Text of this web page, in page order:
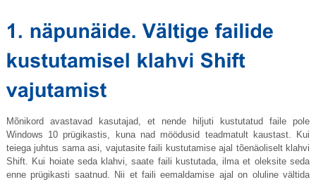
Mõnikord avastavad kasutajad, et nende hiljuti kustutatud faile pole
Windows 10 prügikastis, kuna nad möödusid teadmatult kaustast. Kui
teiega juhtus sama asi, vajutasite faili kustutamise ajal tõenäoliselt klahvi
Shift. Kui hoiate seda klahvi, saate faili kustutada, ilma et oleksite seda
enne prügikasti saatnud. Nii et faili eemaldamise ajal on oluline vältida